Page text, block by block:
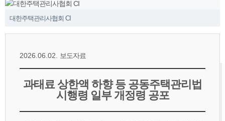
대한주택관리사협회 CI
‹
2026.06.02. 보도자료
과태료 상한액 하향 등 공동주택관리법
시행령 일부 개정령 공포